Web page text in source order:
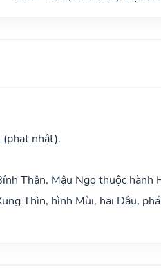
(phạt nhật).
Thân, Mậu Ngọ thuộc hành
Thìn, hình Mùi, hại Dậu,